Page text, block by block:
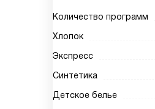
Количество программ
Хлопок
Экспресс
Синтетика
Детское белье